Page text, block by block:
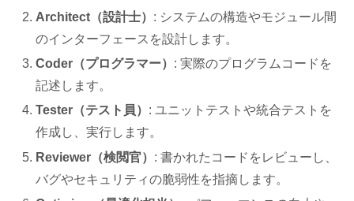
Architect（設計士） : システムの構造やモジュール間
のインターフェースを設計します。
Coder（プログラマー） : 実際のプログラムコードを
記述します。
Tester（テスト員） : ユニットテストや統合テストを
作成し、実行します。
Reviewer（検閲官） : 書かれたコードをレビューし、
バグやセキュリティの脆弱性を指摘します。